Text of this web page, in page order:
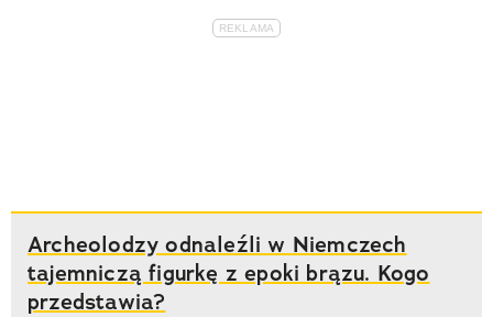
Archeolodzy odnaleźli w Niemczech
tajemniczą figurkę z epoki brązu. Kogo
przedstawia?